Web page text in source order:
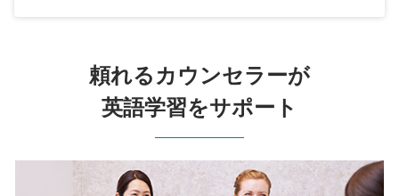
頼れるカウンセラーが
英語学習をサポート